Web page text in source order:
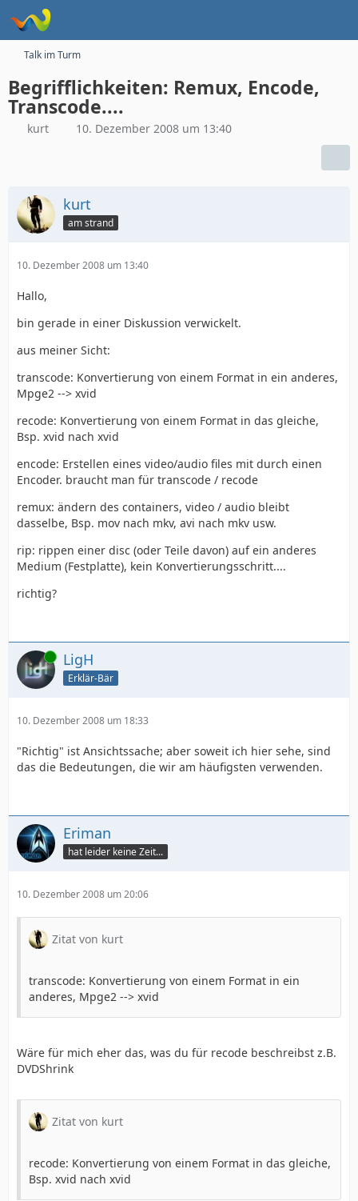
Talk im Turm
Begrifflichkeiten: Remux, Encode,
Transcode....
kurt 10. Dezember 2008 um 13:40
kurt
am strand
10. Dezember 2008 um 13:40
Hallo,
bin gerade in einer Diskussion verwickelt.
aus meiner Sicht:
transcode: Konvertierung von einem Format in ein anderes,
Mpge2 --> xvid
recode: Konvertierung von einem Format in das gleiche,
Bsp. xvid nach xvid
encode: Erstellen eines video/audio files mit durch einen
Encoder. braucht man für transcode / recode
remux: ändern des containers, video / audio bleibt
dasselbe, Bsp. mov nach mkv, avi nach mkv usw.
rip: rippen einer disc (oder Teile davon) auf ein anderes
Medium (Festplatte), kein Konvertierungsschritt....
richtig?
Online LigH
Erklär-Bär
10. Dezember 2008 um 18:33
"Richtig" ist Ansichtssache; aber soweit ich hier sehe, sind
das die Bedeutungen, die wir am häufigsten verwenden.
Eriman
hat leider keine Zeit...
10. Dezember 2008 um 20:06
Zitat von kurt
transcode: Konvertierung von einem Format in ein
anderes, Mpge2 --> xvid
Wäre für mich eher das, was du für recode beschreibst z.B.
DVDShrink
Zitat von kurt
recode: Konvertierung von einem Format in das gleiche,
Bsp. xvid nach xvid